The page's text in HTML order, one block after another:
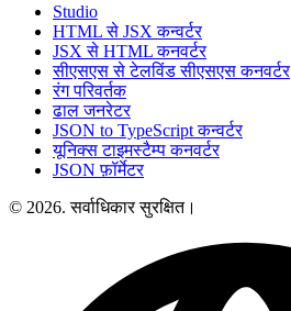
Studio
HTML से JSX कन्वर्टर
JSX से HTML कनवर्टर
सीएसएस से टेलविंड सीएसएस कनवर्टर
रंग परिवर्तक
ढाल जनरेटर
JSON to TypeScript कन्वर्टर
यूनिक्स टाइमस्टैम्प कनवर्टर
JSON फ़ॉर्मेटर
© 2026. सर्वाधिकार सुरक्षित।